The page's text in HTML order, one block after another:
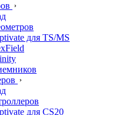
для TS/MS
для CS20